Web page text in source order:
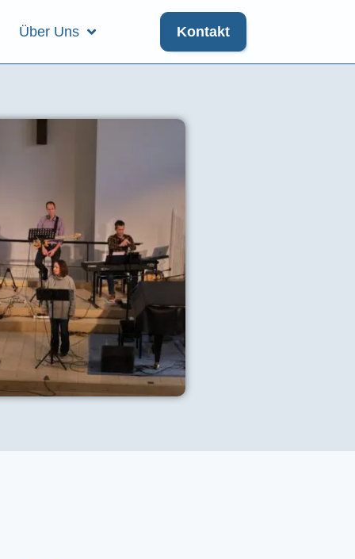
Über Uns Kontakt